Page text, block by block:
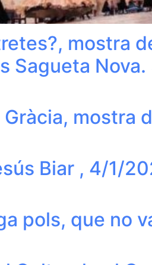
mostra
Sagueta
mostra
Biar , 4/1/
pols, que no